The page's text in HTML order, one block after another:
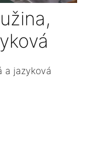
a jazyková